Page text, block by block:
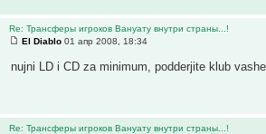
Re: Трансферы игроков Вануату внутри страны...!
El Diablo 01 апр 2008, 18:34
nujni LD i CD za minimum, podderjite klub
Re: Трансферы игроков Вануату внутри страны...!